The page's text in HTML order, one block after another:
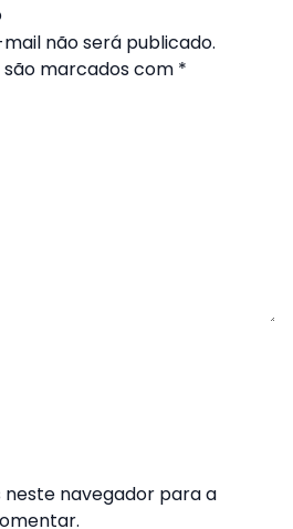
não será publicado.
marcados com *
neste navegador para a